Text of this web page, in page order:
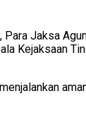
Jaksa
Kejaksaan